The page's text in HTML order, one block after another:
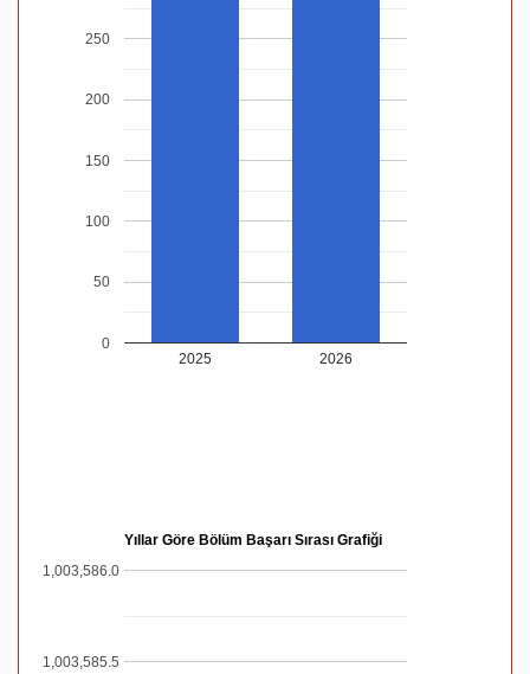
2025 2026
0
50
100
150
200
250
Yıllar Göre Bölüm Başarı Sırası Grafiği
1,003,585.5
1,003,586.0